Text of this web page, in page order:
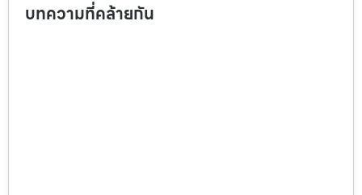
บทความที่คล้ายกัน